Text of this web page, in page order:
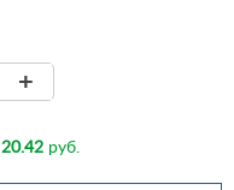
+
20.42руб.